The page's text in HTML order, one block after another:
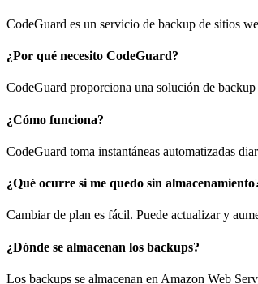
CodeGuard es un servicio de backup de sitios
¿Por qué necesito CodeGuard?
CodeGuard proporciona una solución de
¿Cómo funciona?
CodeGuard toma instantáneas automatizadas
¿Qué ocurre si me quedo sin
Cambiar de plan es fácil. Puede actualizar y
¿Dónde se almacenan los backups?
Los backups se almacenan en Amazon Web